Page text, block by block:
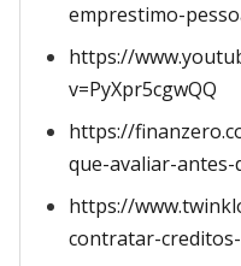
emprestimo-
https://
v=PyXpr5cgwQQ
https://
que-avaliar-
https://
contratar-